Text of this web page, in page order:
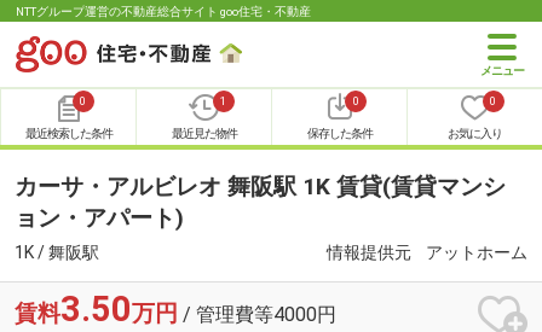
NTTグループ運営の不動産総合サイト goo住宅・不動産
0
最近検索した条件
1
最近見た物件
0
保存した条件
0
お気に入り
カーサ・アルビレオ 舞阪駅 1K 賃貸(賃貸マンシ
ョン・アパート)
1K / 舞阪駅 情報提供元 アットホーム
賃料3.50万円 / 管理費等4000円